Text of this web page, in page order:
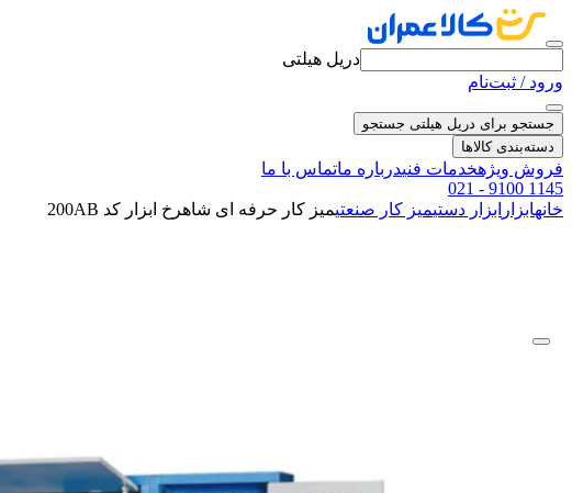
دریل هیلتی
ورود / ثبت‌نام
جستجو برای دریل هیلتی جستجو
دسته‌بندی کالاها
فروش ویژهخدمات فنیدرباره ماتماس با ما
021 - 9100 1145
خانهابزار ابزار دستیمیز کار صنعتیمیز کار حرفه ای شاهرخ ابزار کد 200AB